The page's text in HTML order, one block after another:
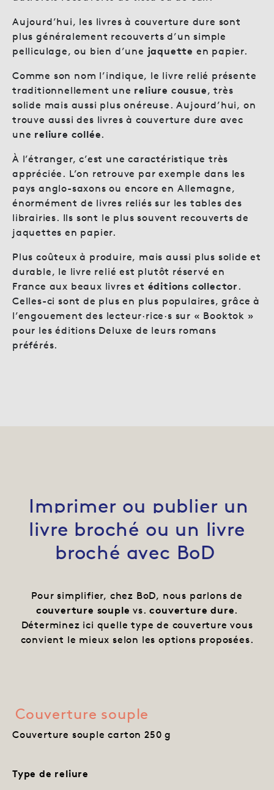
Aujourd’hui, les livres à couverture dure sont
plus généralement recouverts d’un simple
pelliculage, ou bien d’une jaquette en papier.
Comme son nom l’indique, le livre relié présente
traditionnellement une reliure cousue, très
solide mais aussi plus onéreuse. Aujourd’hui, on
trouve aussi des livres à couverture dure avec
une reliure collée.
À l’étranger, c’est une caractéristique très
appréciée. L’on retrouve par exemple dans les
pays anglo-saxons ou encore en Allemagne,
énormément de livres reliés sur les tables des
librairies. Ils sont le plus souvent recouverts de
jaquettes en papier.
Plus coûteux à produire, mais aussi plus solide et
durable, le livre relié est plutôt réservé en
France aux beaux livres et éditions collector .
Celles-ci sont de plus en plus populaires, grâce à
l’engouement des lecteur·rice·s sur « Booktok »
pour les éditions Deluxe de leurs romans
préférés.
Imprimer ou publier un
livre broché ou un livre
broché avec BoD
Pour simplifier, chez BoD, nous parlons de
couverture souple vs.couverture dure.
Déterminez ici quelle type de couverture vous
convient le mieux selon les options proposées.
Couverture souple
Couverture souple carton 250 g
Type de reliure